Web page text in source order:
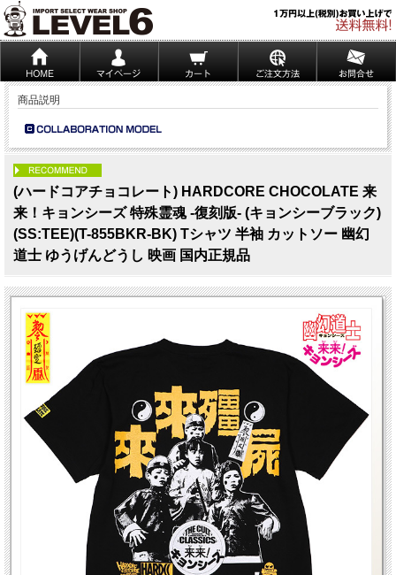
商品説明
(ハードコアチョコレート) HARDCORE CHOCOLATE 来
来！キョンシーズ 特殊霊魂 -復刻版- (キョンシーブラック)
(SS:TEE)(T-855BKR-BK) Tシャツ 半袖 カットソー 幽幻
道士 ゆうげんどうし 映画 国内正規品